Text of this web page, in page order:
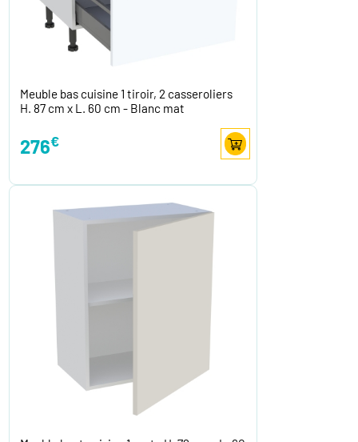
Meuble bas cuisine 1 tiroir, 2 casseroliers
H. 87 cm x L. 60 cm - Blanc mat
276€